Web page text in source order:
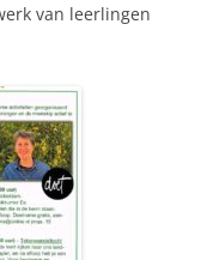
van leerlingen